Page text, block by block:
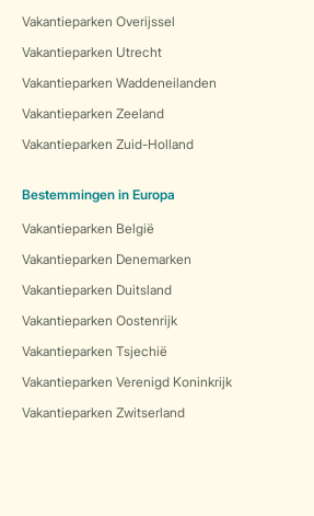
Vakantieparken Overijssel
Vakantieparken Utrecht
Vakantieparken Waddeneilanden
Vakantieparken Zeeland
Vakantieparken Zuid-Holland
Bestemmingen in Europa
Vakantieparken België
Vakantieparken Denemarken
Vakantieparken Duitsland
Vakantieparken Oostenrijk
Vakantieparken Tsjechië
Vakantieparken Verenigd Koninkrijk
Vakantieparken Zwitserland